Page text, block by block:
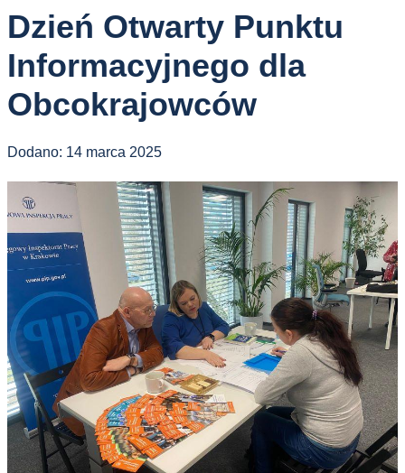
Dzień Otwarty Punktu
Informacyjnego dla
Obcokrajowców
Dodano: 14 marca 2025